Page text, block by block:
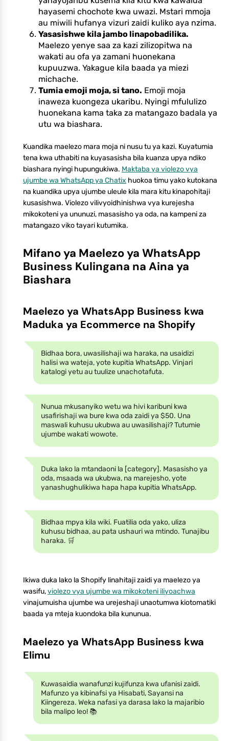
hayasemi chochote kwa uwazi. Mstari mmoja
au miwili hufanya vizuri zaidi kuliko aya nzima.
Yasasishwe kila jambo linapobadilika.
Maelezo yenye saa za kazi zilizopitwa na
wakati au ofa ya zamani huonekana
kupuuzwa. Yakague kila baada ya miezi
michache.
Tumia emoji moja, si tano. Emoji moja
inaweza kuongeza ukaribu. Nyingi mfululizo
huonekana kama taka za matangazo badala ya
utu wa biashara.
Kuandika maelezo mara moja ni nusu tu ya kazi. Kuyatumia
tena kwa uthabiti na kuyasasisha bila kuanza upya ndiko
biashara nyingi hupungukiwa. Maktaba ya violezo vya
ujumbe wa WhatsApp ya Chatix huokoa timu yako kutokana
na kuandika upya ujumbe uleule kila mara kitu kinapohitaji
kusasishwa. Violezo vilivyoidhinishwa vya kurejesha
mikokoteni ya ununuzi, masasisho ya oda, na kampeni za
matangazo viko tayari kutumika.
Mifano ya Maelezo ya WhatsApp
Business Kulingana na Aina ya
Biashara
Maelezo ya WhatsApp Business kwa
Maduka ya Ecommerce na Shopify
Bidhaa bora, uwasilishaji wa haraka, na usaidizi
halisi wa wateja, yote kupitia WhatsApp. Vinjari
katalogi yetu au tuulize unachotafuta.
Nunua mkusanyiko wetu wa hivi karibuni kwa
usafirishaji wa bure kwa oda zaidi ya $50. Una
maswali kuhusu ukubwa au uwasilishaji? Tutumie
ujumbe wakati wowote.
Duka lako la mtandaoni la [category]. Masasisho ya
oda, msaada wa ukubwa, na marejesho, yote
yanashughulikiwa hapa hapa kupitia WhatsApp.
Bidhaa mpya kila wiki. Fuatilia oda yako, uliza
kuhusu bidhaa, au pata ushauri wa mtindo. Tunajibu
haraka. 🛒
Ikiwa duka lako la Shopify linahitaji zaidi ya maelezo ya
wasifu,violezo vya ujumbe wa mikokoteni iliyoachwa
vinajumuisha ujumbe wa urejeshaji unaotumwa kiotomatiki
baada ya mteja kuondoka bila kununua.
Maelezo ya WhatsApp Business kwa
Elimu
Kuwasaidia wanafunzi kujifunza kwa ufanisi zaidi.
Mafunzo ya kibinafsi ya Hisabati, Sayansi na
Kiingereza. Weka nafasi ya darasa lako la majaribio
bila malipo leo! 📚